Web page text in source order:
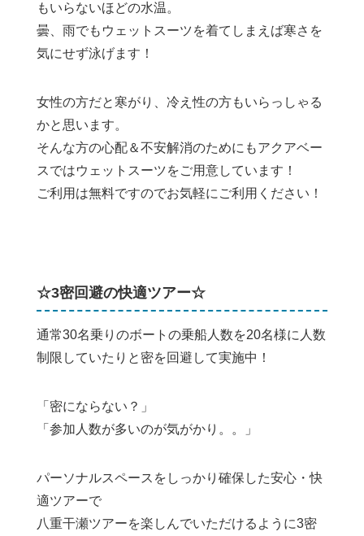
もいらないほどの水温。
曇、雨でもウェットスーツを着てしまえば寒さを
気にせず泳げます！
女性の方だと寒がり、冷え性の方もいらっしゃる
かと思います。
そんな方の心配＆不安解消のためにもアクアベー
スではウェットスーツをご用意しています！
ご利用は無料ですのでお気軽にご利用ください！
☆3密回避の快適ツアー☆
通常30名乗りのボートの乗船人数を20名様に人数
制限していたりと密を回避して実施中！
「密にならない？」
「参加人数が多いのが気がかり。。」
パーソナルスペースをしっかり確保した安心・快
適ツアーで
八重干瀬ツアーを楽しんでいただけるように3密